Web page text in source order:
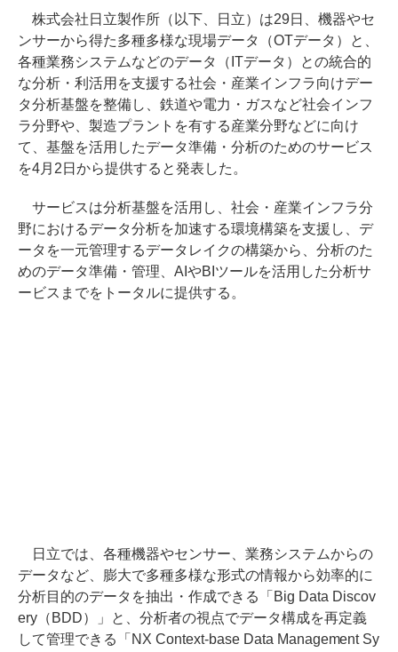
株式会社日立製作所（以下、日立）は29日、機器やセ
ンサーから得た多種多様な現場データ（OTデータ）と、
各種業務システムなどのデータ（ITデータ）との統合的
な分析・利活用を支援する社会・産業インフラ向けデー
タ分析基盤を整備し、鉄道や電力・ガスなど社会インフ
ラ分野や、製造プラントを有する産業分野などに向け
て、基盤を活用したデータ準備・分析のためのサービス
を4月2日から提供すると発表した。
サービスは分析基盤を活用し、社会・産業インフラ分
野におけるデータ分析を加速する環境構築を支援し、デ
ータを一元管理するデータレイクの構築から、分析のた
めのデータ準備・管理、AIやBIツールを活用した分析サ
ービスまでをトータルに提供する。
日立では、各種機器やセンサー、業務システムからの
データなど、膨大で多種多様な形式の情報から効率的に
分析目的のデータを抽出・作成できる「Big Data Discov
ery（BDD）」と、分析者の視点でデータ構成を再定義
して管理できる「NX Context-base Data Management Sy